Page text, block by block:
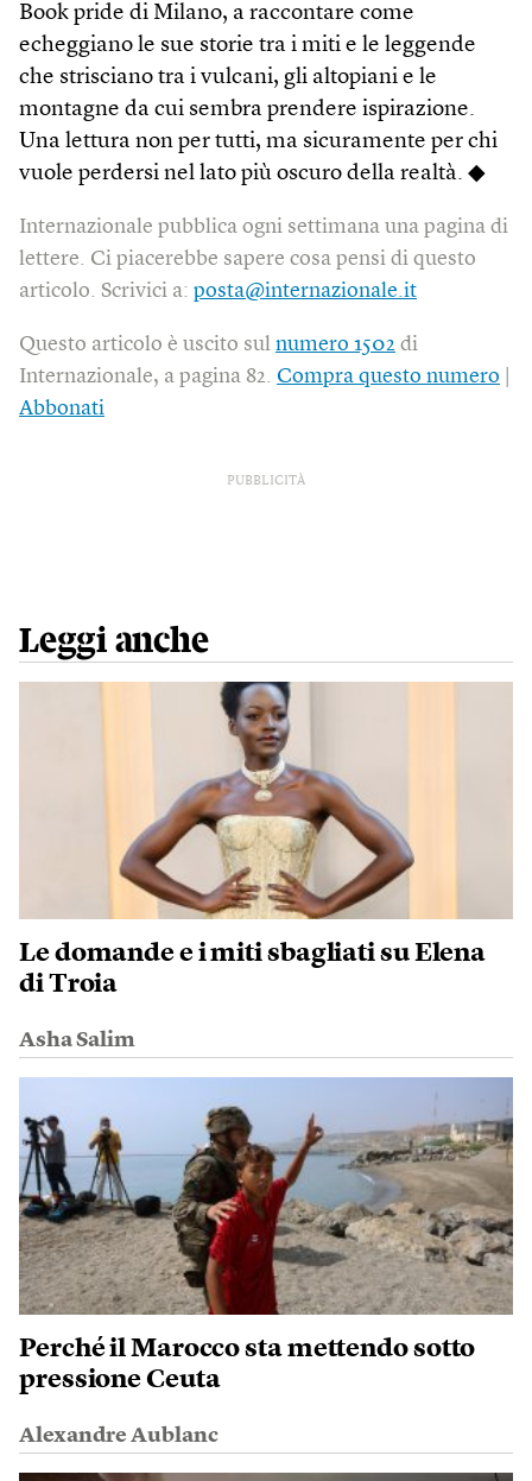
Book pride di Milano, a raccontare come
echeggiano le sue storie tra i miti e le leggende
che strisciano tra i vulcani, gli altopiani e le
montagne da cui sembra prendere ispirazione.
Una lettura non per tutti, ma sicuramente per chi
vuole perdersi nel lato più oscuro della realtà. ◆
Internazionale pubblica ogni settimana una pagina di
lettere. Ci piacerebbe sapere cosa pensi di questo
articolo. Scrivici a: posta@internazionale.it
Questo articolo è uscito sul numero 1502 di
Internazionale, a pagina 82. Compra questo numero
Abbonati
PUBBLICITÀ
Leggi anche
Le domande e i miti sbagliati su Elena
di Troia
Asha Salim
Perché il Marocco sta mettendo sotto
pressione Ceuta
Alexandre Aublanc